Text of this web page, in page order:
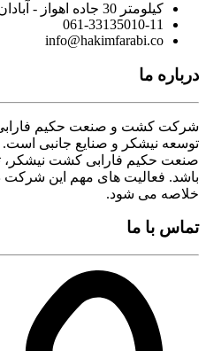
کیلومتر 30 جاده اهواز - آبادان
061-33135010-11
info@hakimfarabi.co
درباره ما
شرکت کشت و صنعت حکیم
توسعه نیشکر و صنایع جانبی
صنعت حکیم فارابی کشت نیشکر،
باشد. فعالیت های مهم این
خلاصه می شود.
تماس با ما